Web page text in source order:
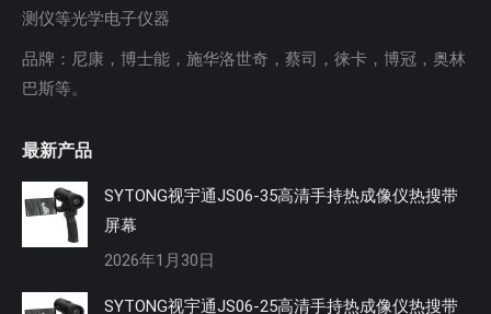
测仪等光学电子仪器
品牌：尼康，博士能，施华洛世奇，蔡司，徕卡，博冠，奥林
巴斯等。
最新产品
SYTONG视宇通JS06-35高清手持热成像仪热搜带
屏幕
2026年1月30日
SYTONG视宇通JS06-25高清手持热成像仪热搜带